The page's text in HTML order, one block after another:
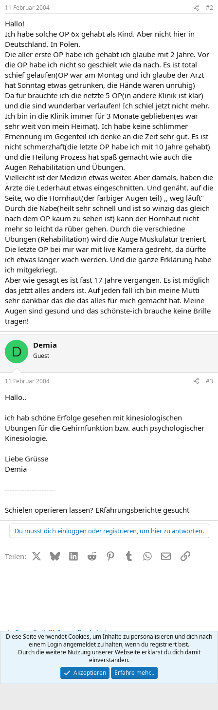
11 Februar 2004 #2
Hallo!
Ich habe solche OP 6x gehabt als Kind. Aber nicht hier in
Deutschland. In Polen.
Die aller erste OP habe ich gehabt ich glaube mit 2 Jahre. Vor
die OP habe ich nicht so geschielt wie da nach. Es ist total
schief gelaufen(OP war am Montag und ich glaube der Arzt
hat Sonntag etwas getrunken, die Hände waren unruhig)
Da für brauchte ich die netzte 5 OP(in andere Klinik ist klar)
und die sind wunderbar verlaufen! Ich schiel jetzt nicht mehr.
Ich bin in die Klinik immer für 3 Monate geblieben(es war
sehr weit von mein Heimat). Ich habe keine schlimmer
Ernennung im Gegenteil ich denke an die Zeit sehr gut. Es ist
nicht schmerzhaft(die letzte OP habe ich mit 10 Jahre gehabt)
und die Heilung Prozess hat spaß gemacht wie auch die
Augen Rehabilitation und Übungen.
Vielleicht ist der Medizin etwas weiter. Aber damals, haben die
Ärzte die Lederhaut etwas eingeschnitten. Und genäht, auf die
Seite, wo die Hornhaut(der farbiger Augen teil) ,, weg läuft"
Durch die Nabe(heilt sehr schnell und ist so winzig das gleich
nach dem OP kaum zu sehen ist) kann der Hornhaut nicht
mehr so leicht da rüber gehen. Durch die verschiedne
Übungen (Rehabilitation) wird die Auge Muskulatur treniert.
Die letzte OP bei mir war mit live Kamera gedreht, da dürfte
ich etwas länger wach werden. Und die ganze Erklärung habe
ich mitgekriegt.
Aber wie gesagt es ist fast 17 Jahre vergangen. Es ist möglich
das jetzt alles anders ist. Auf jeden fall ich bin meine Mutti
sehr dankbar das die das alles für mich gemacht hat. Meine
Augen sind gesund und das schönste-ich brauche keine Brille
tragen!
D Demia
Guest
11 Februar 2004 #3
Hallo..
ich hab schöne Erfolge gesehen mit kinesiologischen
Übungen für die Gehirnfunktion bzw. auch psychologischer
Kinesiologie.
Liebe Grüsse
Demia
---------------------
Schielen operieren lassen? ERfahrungsberichte gesucht
Du musst dich einloggen oder registrieren, um hier zu antworten.
Teilen: X (Twitter)
BlueskyLinkedIn
Reddit PinterestTumblr WhatsApp
E-MailLink
Gesundheit, Wellness + Psychologie
Kontakt Nutzungsbedingungen Datenschutz Hilfe
R
Community platform by XenForo ® © 2010-2026 XenForo Ltd.
Diese Seite verwendet Cookies, um Inhalte zu personalisieren und dich nach
einem Login angemeldet zu halten, wenn du registriert bist.
Durch die weitere Nutzung unserer Webseite erklärst du dich damit
einverstanden.
Akzeptieren
Erfahre mehr…